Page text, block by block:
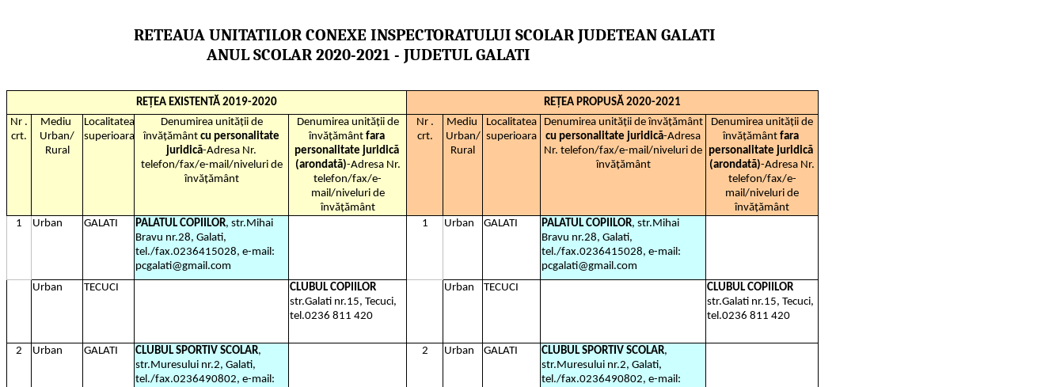
RETEAUA UNITATILOR CONEXE INSPECTORATULUI SCOLAR JUDETEAN GALATI
ANUL SCOLAR 2020-2021 - JUDETUL GALATI
REȚEA EXISTENTĂ 2019-2020
REȚEA PROPUSĂ 2020-2021
Nr .
crt.
Mediu
Urban/
Rural
Localitatea
superioara
Denumirea unității de
învățământ cu personalitate
juridică-Adresa Nr.
telefon/fax/e-mail/niveluri de
învățământ
Denumirea unității de
învățământ fara
personalitate juridică
(arondată)-Adresa Nr.
telefon/fax/e-
mail/niveluri de
învățământ
Nr .
crt.
Mediu
Urban/
Rural
Localitatea
superioara
Denumirea unității de învățământ
cu personalitate juridică-Adresa
Nr. telefon/fax/e-mail/niveluri de
învățământ
Denumirea unității de
învățământ fara
personalitate juridică
(arondată)-Adresa Nr.
telefon/fax/e-
mail/niveluri de
învățământ
1
Urban GALATI PALATUL COPIILOR, str.Mihai
Bravu nr.28, Galati,
tel./fax.0236415028, e-mail:
pcgalati@gmail.com
1 Urban GALATI PALATUL COPIILOR, str.Mihai
Bravu nr.28, Galati,
tel./fax.0236415028, e-mail:
pcgalati@gmail.com
Urban
TECUCI
CLUBUL COPIILOR
str.Galati nr.15, Tecuci,
tel.0236 811 420
Urban TECUCI
CLUBUL COPIILOR
str.Galati nr.15, Tecuci,
tel.0236 811 420
2 Urban GALATI CLUBUL SPORTIV SCOLAR,
str.Muresului nr.2, Galati,
tel./fax.0236490802, e-mail:
2 Urban GALATI CLUBUL SPORTIV SCOLAR,
str.Muresului nr.2, Galati,
tel./fax.0236490802, e-mail: